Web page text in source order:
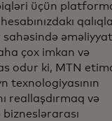
üçün
qalıqla
əməliyyat
çox imkan və
odur ki, MTN
texnologiyasının
reallaşdırmaq və
bizneslərarası